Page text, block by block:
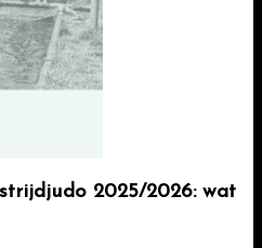
2025/2026: wat